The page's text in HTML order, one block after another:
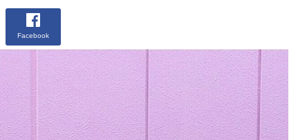
Facebook